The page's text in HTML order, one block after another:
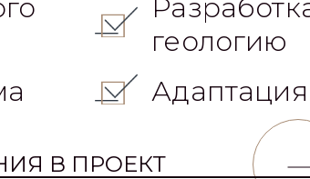
геологию
В ПРОЕКТ